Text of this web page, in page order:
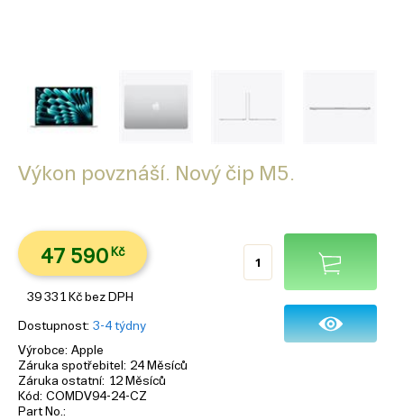
Výkon povznáší. Nový čip M5.
47 590 Kč
39 331 Kč bez DPH
Dostupnost 3-4 týdny
Výrobce Apple
Záruka spotřebitel
24 Měsíců
Záruka ostatní 12 Měsíců
Kód COMDV94-24-CZ
Part No.